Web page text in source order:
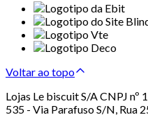
Voltar ao topo
Lojas Le biscuit S/A CNPJ
535 - Via Parafuso S/N, Rua